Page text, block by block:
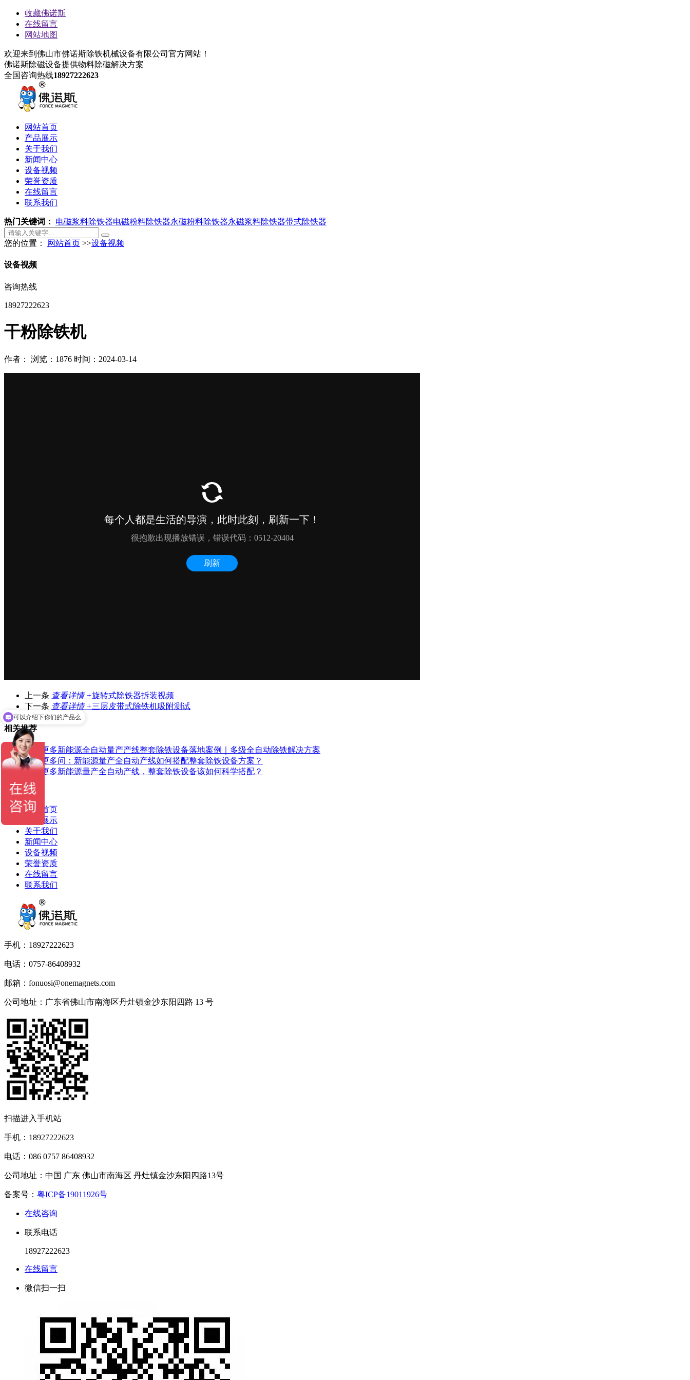
收藏佛诺斯
在线留言
网站地图
欢迎来到佛山市佛诺斯除铁机械设备有限公司官方网站！
佛诺斯除磁设备提供物料除磁解决方案
全国咨询热线18927222623
网站首页
产品展示
关于我们
新闻中心
设备视频
荣誉资质
在线留言
联系我们
热门关键词： 电磁浆料除铁器电磁粉料除铁器永磁粉料除铁器永磁浆料除铁器带式除铁器
您的位置： 网站首页 >>设备视频
设备视频
咨询热线
18927222623
干粉除铁机
作者： 浏览：1876 时间：2024-03-14
上一条 查看详情 +旋转式除铁器拆装视频
下一条 查看详情 +三层皮带式除铁机吸附测试
相关推荐
了解更多新能源全自动量产产线整套除铁设备落地案例｜多级全自动除铁解决方案
了解更多问：新能源量产全自动产线如何搭配整套除铁设备方案？
了解更多新能源量产全自动产线，整套除铁设备该如何科学搭配？
返回列表
网站首页
产品展示
关于我们
新闻中心
设备视频
荣誉资质
在线留言
联系我们
手机：18927222623
电话：0757-86408932
邮箱：fonuosi@onemagnets.com
公司地址：广东省佛山市南海区丹灶镇金沙东阳四路 13 号
扫描进入手机站
手机： 18927222623
电话： 086 0757 86408932
公司地址： 中国 广东 佛山市南海区 丹灶镇金沙东阳四路13号
备案号： 粤ICP备19011926号
在线咨询
联系电话
18927222623
在线留言
微信扫一扫
可以介绍下你们的产品么